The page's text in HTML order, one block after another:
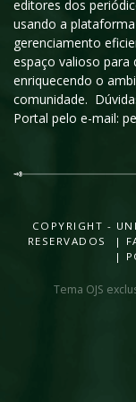
editores dos
usando a plataforma
gerenciamento
espaço valioso para
enriquecendo o
comunidade.
Portal pelo e-mail:
COPYRIGHT -
RESERVADOS |
|
Tema OJS